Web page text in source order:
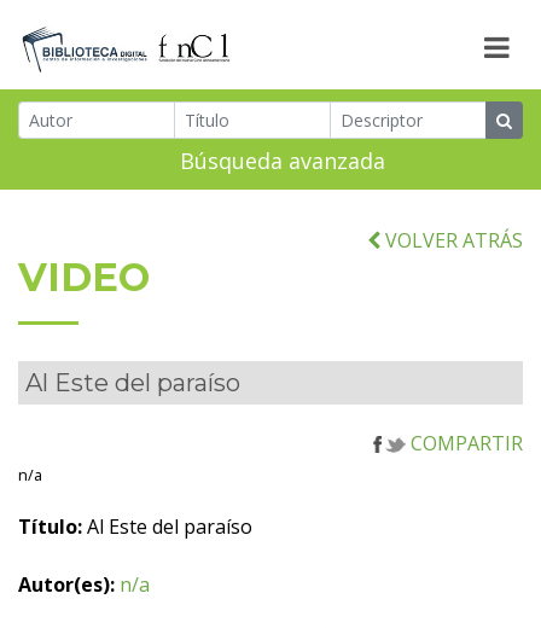
Búsqueda avanzada
VOLVER ATRÁS
VIDEO
Al Este del paraíso
COMPARTIR
n/a
Título:Al Este del paraíso
Autor(es): n/a